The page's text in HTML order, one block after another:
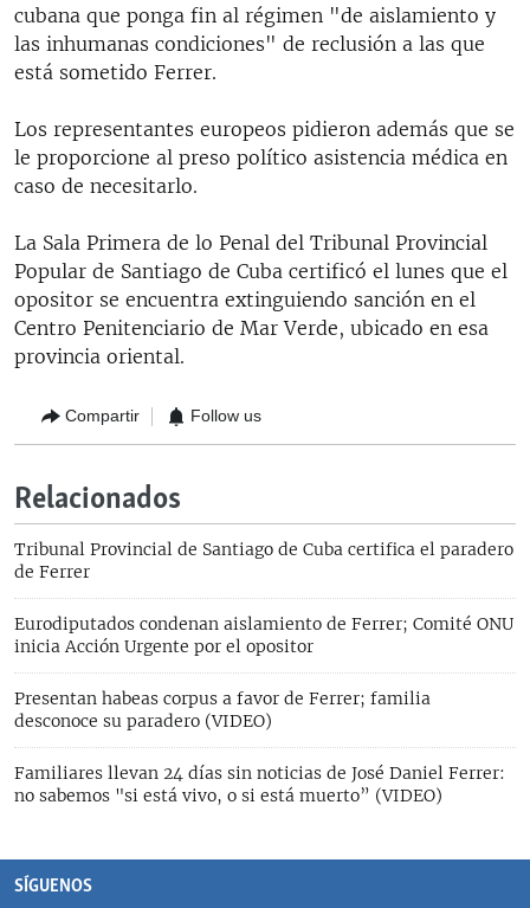
cubana que ponga fin al régimen "de aislamiento y
las inhumanas condiciones" de reclusión a las que
está sometido Ferrer.
Los representantes europeos pidieron además que se
le proporcione al preso político asistencia médica en
caso de necesitarlo.
La Sala Primera de lo Penal del Tribunal Provincial
Popular de Santiago de Cuba certificó el lunes que el
opositor se encuentra extinguiendo sanción en el
Centro Penitenciario de Mar Verde, ubicado en esa
provincia oriental.
Compartir Follow us
Relacionados
Tribunal Provincial de Santiago de Cuba certifica el paradero
de Ferrer
Eurodiputados condenan aislamiento de Ferrer; Comité ONU
inicia Acción Urgente por el opositor
Presentan habeas corpus a favor de Ferrer; familia
desconoce su paradero (VIDEO)
Familiares llevan 24 días sin noticias de José Daniel Ferrer:
no sabemos "si está vivo, o si está muerto” (VIDEO)
SÍGUENOS